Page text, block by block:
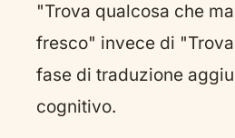
"Trova qualcosa che
fresco" invece di
fase di traduzione
cognitivo.